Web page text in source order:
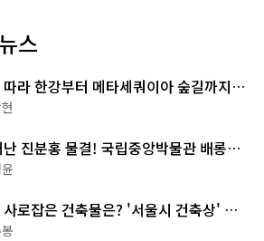
스
라 한강부터 메타세쿼이아 숲길까지…
코스
진분홍 물결! 국립중앙박물관 배롱나
로잡은 건축물은? '서울시 건축상' 수